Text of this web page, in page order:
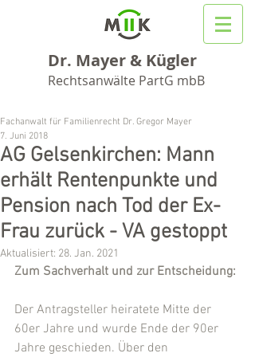
Dr. Mayer & Kügler
Rechtsanwälte PartG mbB
AG Gelsenkirchen: Mann
erhält Rentenpunkte und
Pension nach Tod der Ex-
Frau zurück - VA gestoppt
Fachanwalt für Familienrecht Dr. Gregor Mayer
7. Juni 2018
Aktualisiert: 28. Jan. 2021
Zum Sachverhalt und zur Entscheidung:
Der Antragsteller heiratete Mitte der
60er Jahre und wurde Ende der 90er
Jahre geschieden. Über den